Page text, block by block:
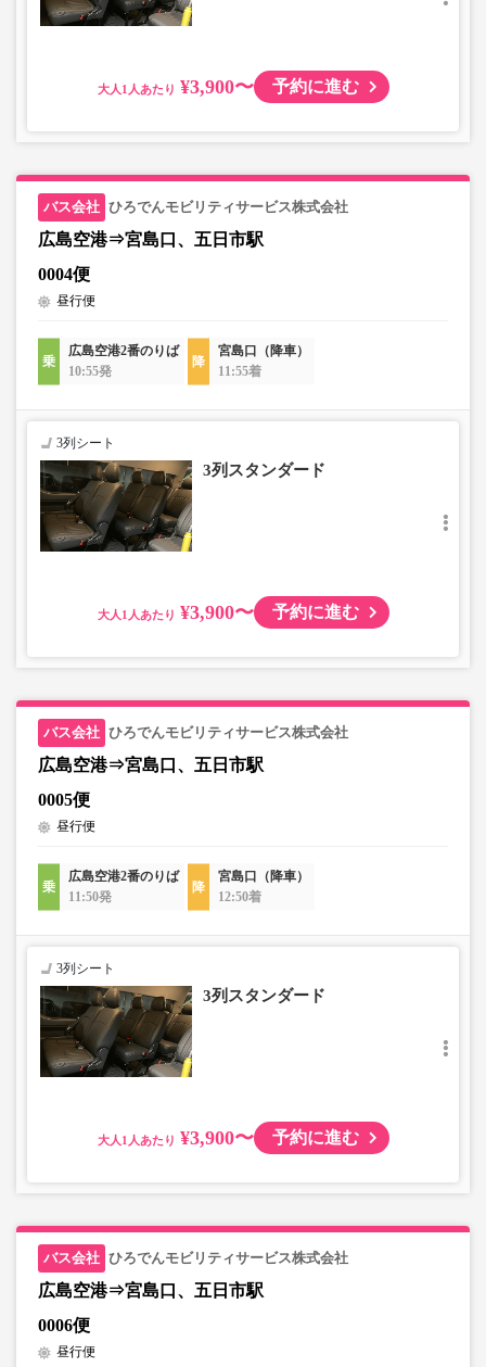
大人 ¥3,900〜 予約に進む
ひろでんモビリティサービス株式会社
広島空港⇒宮島口、五日市駅
0004便
昼行便
広島空港2番のりば
10:55発
宮島口（降車）
11:55着
3列シート
3列スタンダード
大人 ¥3,900〜 予約に進む
ひろでんモビリティサービス株式会社
広島空港⇒宮島口、五日市駅
0005便
昼行便
広島空港2番のりば
11:50発
宮島口（降車）
12:50着
3列シート
3列スタンダード
大人 ¥3,900〜 予約に進む
ひろでんモビリティサービス株式会社
広島空港⇒宮島口、五日市駅
0006便
昼行便